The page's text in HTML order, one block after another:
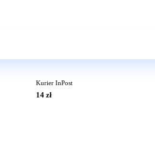
Kurier InPost
14 zł